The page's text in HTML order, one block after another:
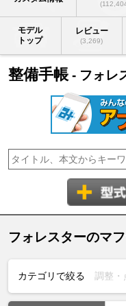
モデル
トップ
レビュー
(3,269)
整備手帳 - フォレ
フォレスターのマ
カテゴリで絞る 調整・